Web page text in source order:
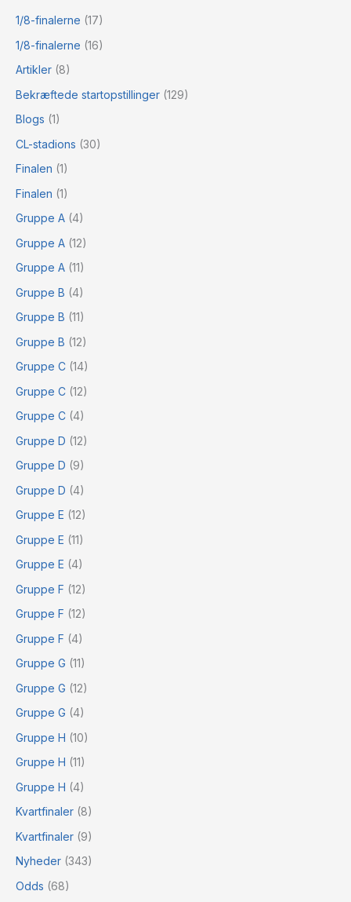
1/8-finalerne (17)
1/8-finalerne (16)
Artikler (8)
Bekræftede startopstillinger (129)
Blogs (1)
CL-stadions (30)
Finalen (1)
Finalen (1)
Gruppe A (4)
Gruppe A (12)
Gruppe A (11)
Gruppe B (4)
Gruppe B (11)
Gruppe B (12)
Gruppe C (14)
Gruppe C (12)
Gruppe C (4)
Gruppe D (12)
Gruppe D (9)
Gruppe D (4)
Gruppe E (12)
Gruppe E (11)
Gruppe E (4)
Gruppe F (12)
Gruppe F (12)
Gruppe F (4)
Gruppe G (11)
Gruppe G (12)
Gruppe G (4)
Gruppe H (10)
Gruppe H (11)
Gruppe H (4)
Kvartfinaler (8)
Kvartfinaler (9)
Nyheder (343)
Odds (68)